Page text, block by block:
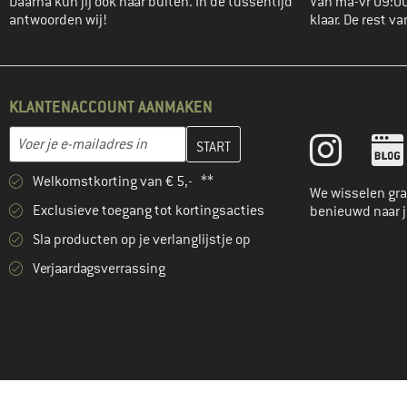
antwoorden wij!
klaar. De rest
KLANTENACCOUNT AANMAKEN
E-mailadres
Vul je e-mailadres hier in en maak in de volgende stap je
Welkomstkorting van € 5,- **
Exclusieve toegang tot kortingsacties
Sla producten op je verlanglijstje op
Verjaardagsverrassing
We wisselen
benieuwd naar